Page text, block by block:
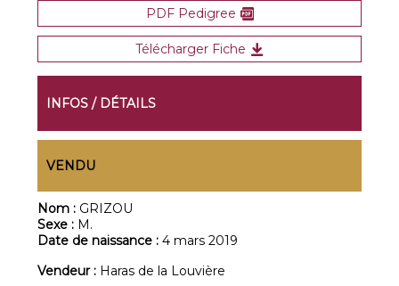
PDF Pedigree
Télécharger Fiche
INFOS / DÉTAILS
VENDU
Nom : GRIZOU
Sexe : M.
Date de naissance :4 mars 2019
Vendeur : Haras de la Louvière